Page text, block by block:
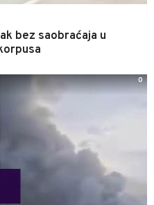
bez saobraćaja u
0